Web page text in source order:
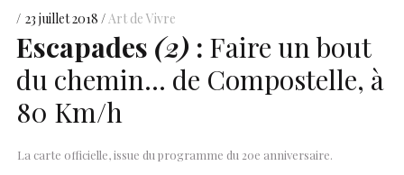
23 juillet 2018 Art de Vivre
Escapades (2) : Faire un bout
du chemin… de Compostelle, à
80 Km/h
La carte officielle, issue du programme du 20e anniversaire.